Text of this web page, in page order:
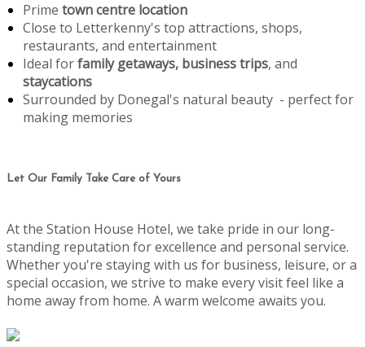
Prime town centre location
Close to Letterkenny's top attractions, shops,
restaurants, and entertainment
Ideal forfamily getaways, business trips, and
staycations
Surrounded by Donegal's natural beauty - perfect for
making memories
Let Our Family Take Care of Yours
At the Station House Hotel, we take pride in our long-
standing reputation for excellence and personal service.
Whether you're staying with us for business, leisure, or a
special occasion, we strive to make every visit feel like a
home away from home. A warm welcome awaits you.